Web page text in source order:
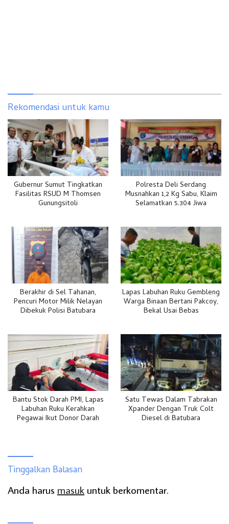
Rekomendasi untuk kamu
Gubernur Sumut Tingkatkan
Fasilitas RSUD M Thomsen
Gunungsitoli
Polresta Deli Serdang
Musnahkan 1,2 Kg Sabu, Klaim
Selamatkan 5.304 Jiwa
Berakhir di Sel Tahanan,
Pencuri Motor Milik Nelayan
Dibekuk Polisi Batubara
Lapas Labuhan Ruku Gembleng
Warga Binaan Bertani Pakcoy,
Bekal Usai Bebas
Bantu Stok Darah PMI, Lapas
Labuhan Ruku Kerahkan
Pegawai Ikut Donor Darah
Satu Tewas Dalam Tabrakan
Xpander Dengan Truk Colt
Diesel di Batubara
Tinggalkan Balasan
Anda harus masuk untuk berkomentar.